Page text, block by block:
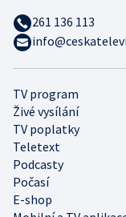
TV program
Živé vysílání
TV poplatky
Teletext
Podcasty
Počasí
E-shop
261 136 113